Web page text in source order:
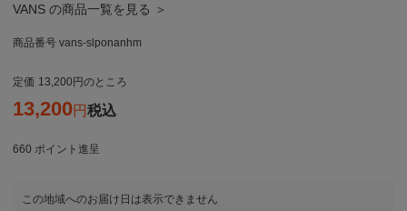
VANS の商品一覧を見る ＞
商品番号 vans-slponanhm
定価 13,200 のところ
13,200 税込
660 ポイント進呈
この地域へのお届け日は表示できません